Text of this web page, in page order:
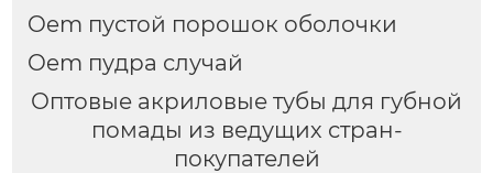
Oem пустой порошок оболочки
Oem пудра случай
Оптовые акриловые тубы для губной
помады из ведущих стран-
покупателей